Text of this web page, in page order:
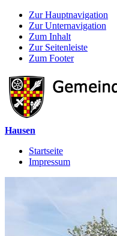
Zur Hauptnavigation
Zur Unternavigation
Zum Inhalt
Zur Seitenleiste
Zum Footer
Hausen
Startseite
Impressum